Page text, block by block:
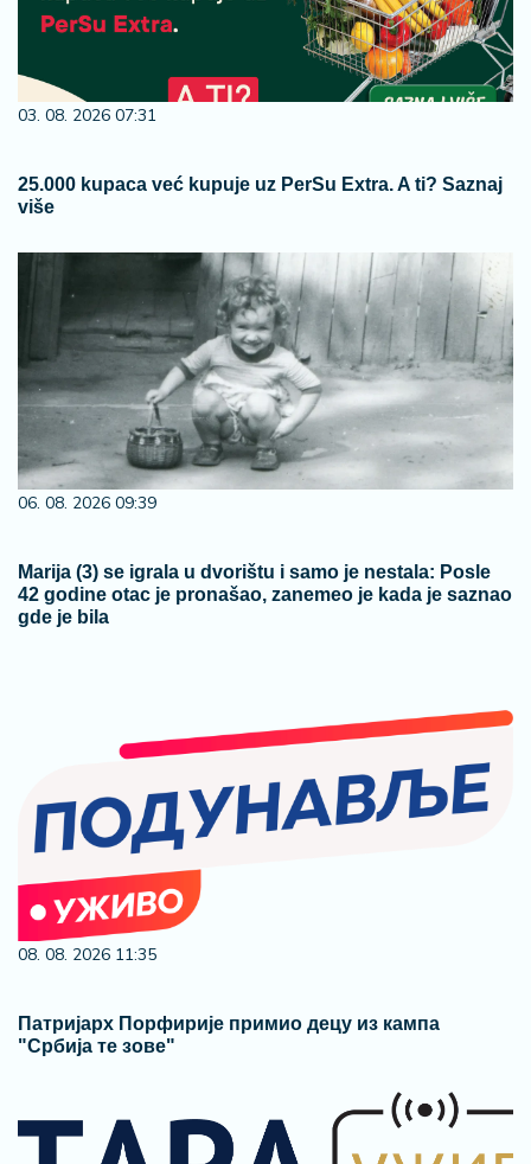
03. 08. 2026 07:31
25.000 kupaca već kupuje uz PerSu Extra. A ti? Saznaj
više
06. 08. 2026 09:39
Marija (3) se igrala u dvorištu i samo je nestala: Posle
42 godine otac je pronašao, zanemeo je kada je saznao
gde je bila
08. 08. 2026 11:35
Патријарх Порфирије примио децу из кампа
"Србија те зове"